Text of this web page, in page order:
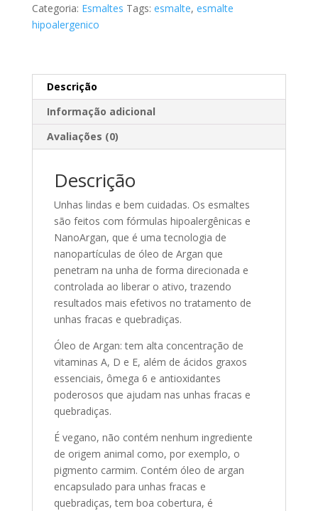
PURPLE
(627)
quantidade
Categoria: Esmaltes Tags: esmalte, esmalte
hipoalergenico
Descrição
Informação adicional
Avaliações (0)
Descrição
Unhas lindas e bem cuidadas. Os esmaltes
são feitos com fórmulas hipoalergênicas e
NanoArgan, que é uma tecnologia de
nanopartículas de óleo de Argan que
penetram na unha de forma direcionada e
controlada ao liberar o ativo, trazendo
resultados mais efetivos no tratamento de
unhas fracas e quebradiças.
Óleo de Argan: tem alta concentração de
vitaminas A, D e E, além de ácidos graxos
essenciais, ômega 6 e antioxidantes
poderosos que ajudam nas unhas fracas e
quebradiças.
É vegano, não contém nenhum ingrediente
de origem animal como, por exemplo, o
pigmento carmim. Contém óleo de argan
encapsulado para unhas fracas e
quebradiças, tem boa cobertura, é